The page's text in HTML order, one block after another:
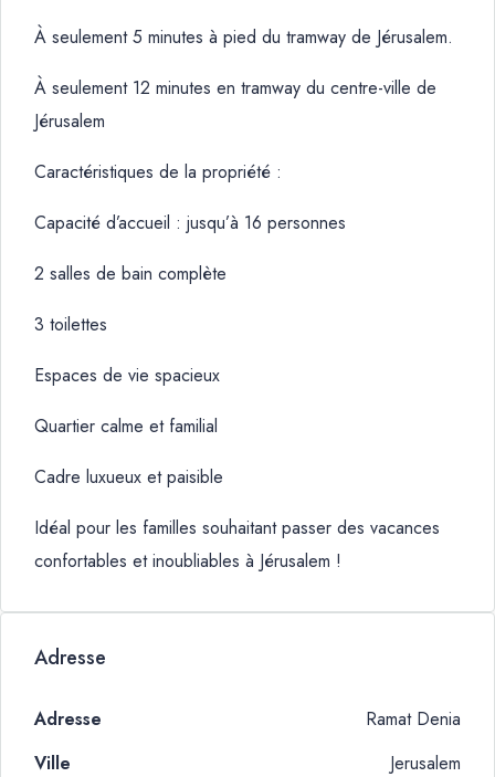
À seulement 5 minutes à pied du tramway de Jérusalem.
À seulement 12 minutes en tramway du centre-ville de
Jérusalem
Caractéristiques de la propriété :
Capacité d’accueil : jusqu’à 16 personnes
2 salles de bain complète
3 toilettes
Espaces de vie spacieux
Quartier calme et familial
Cadre luxueux et paisible
Idéal pour les familles souhaitant passer des vacances
confortables et inoubliables à Jérusalem !
Adresse
Adresse
Ramat Denia
Ville
Jerusalem